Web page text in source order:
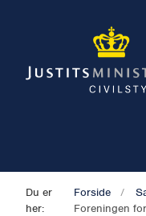
Du er
her:
Forside
Foreningen